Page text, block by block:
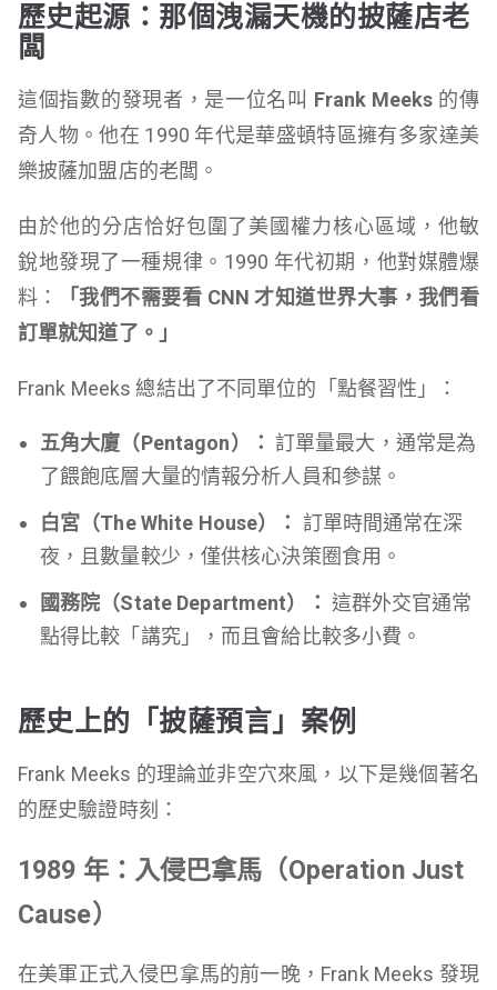
歷史起源：那個洩漏天機的披薩店老
闆
這個指數的發現者，是一位名叫 Frank Meeks 的傳
奇人物。他在 1990 年代是華盛頓特區擁有多家達美
樂披薩加盟店的老闆。
由於他的分店恰好包圍了美國權力核心區域，他敏
銳地發現了一種規律。1990 年代初期，他對媒體爆
料：
「我們不需要看 CNN 才知道世界大事，我們看
訂單就知道了。」
Frank Meeks 總結出了不同單位的「點餐習性」：
五角大廈（Pentagon）： 訂單量最大，通常是為
了餵飽底層大量的情報分析人員和參謀。
白宮（The White House）： 訂單時間通常在深
夜，且數量較少，僅供核心決策圈食用。
國務院（State Department）： 這群外交官通常
點得比較「講究」，而且會給比較多小費。
歷史上的「披薩預言」案例
Frank Meeks 的理論並非空穴來風，以下是幾個著名
的歷史驗證時刻：
1989 年：入侵巴拿馬（Operation Just
Cause）
在美軍正式入侵巴拿馬的前一晚，Frank Meeks 發現